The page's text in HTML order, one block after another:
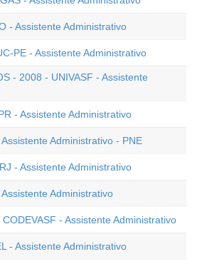
- Assistente Administrativo
PE - Assistente Administrativo
- 2008 - UNIVASF - Assistente
- Assistente Administrativo
Administrativo - PNE
- Assistente Administrativo
Administrativo
- Assistente Administrativo
- Assistente Administrativo